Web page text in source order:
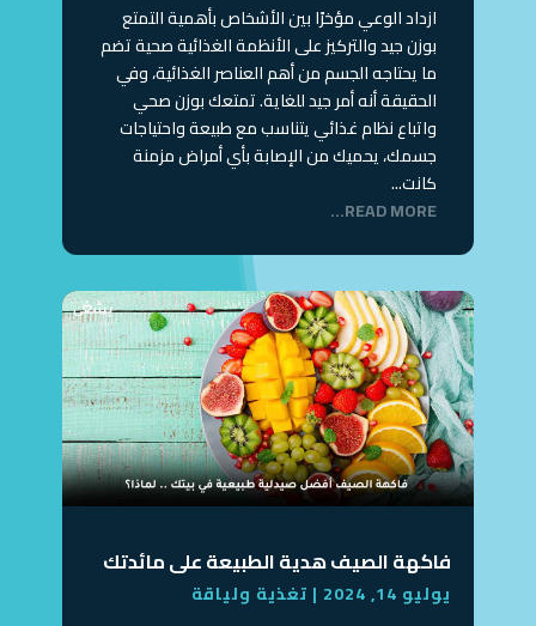
ازداد الوعي مؤخرًا بين الأشخاص بأهمية التمتع
بوزن جيد والتركيز على الأنظمة الغذائية صحية تضم
ما يحتاجه الجسم من أهم العناصر الغذائية، وفي
الحقيقة أنه أمر جيد للغاية. تمتعك بوزن صحي
واتباع نظام غذائي يتناسب مع طبيعة واحتياجات
جسمك، يحميك من الإصابة بأي أمراض مزمنة
كانت...
READ MORE...
فاكهة الصيف هدية الطبيعة على مائدتك
يوليو 14, 2024 | تغذية ولياقة